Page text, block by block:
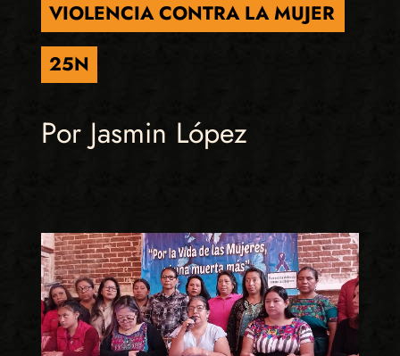
VIOLENCIA CONTRA LA MUJER
25N
Por Jasmin López